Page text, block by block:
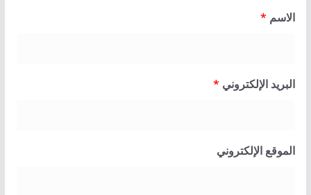
الاسم *
البريد الإلكتروني *
الموقع الإلكتروني